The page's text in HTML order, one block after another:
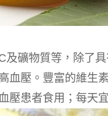
及礦物質等，除了
血壓。豐富的維生
壓患者食用；每天